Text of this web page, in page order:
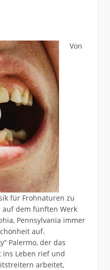
Von
für Frohnaturen zu
dem fünften Werk
Pennsylvania immer
auf.
Palermo, der das
ins Leben rief und
arbeitet,